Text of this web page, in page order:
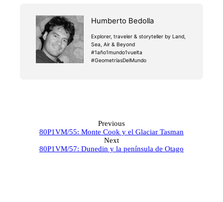
Humberto Bedolla
Explorer, traveler & storyteller by Land,
Sea, Air & Beyond
#1año1mundo1vuelta
#GeometríasDelMundo
Previous
80P1VM/55: Monte Cook y el Glaciar Tasman
Next
80P1VM/57: Dunedin y la península de Otago